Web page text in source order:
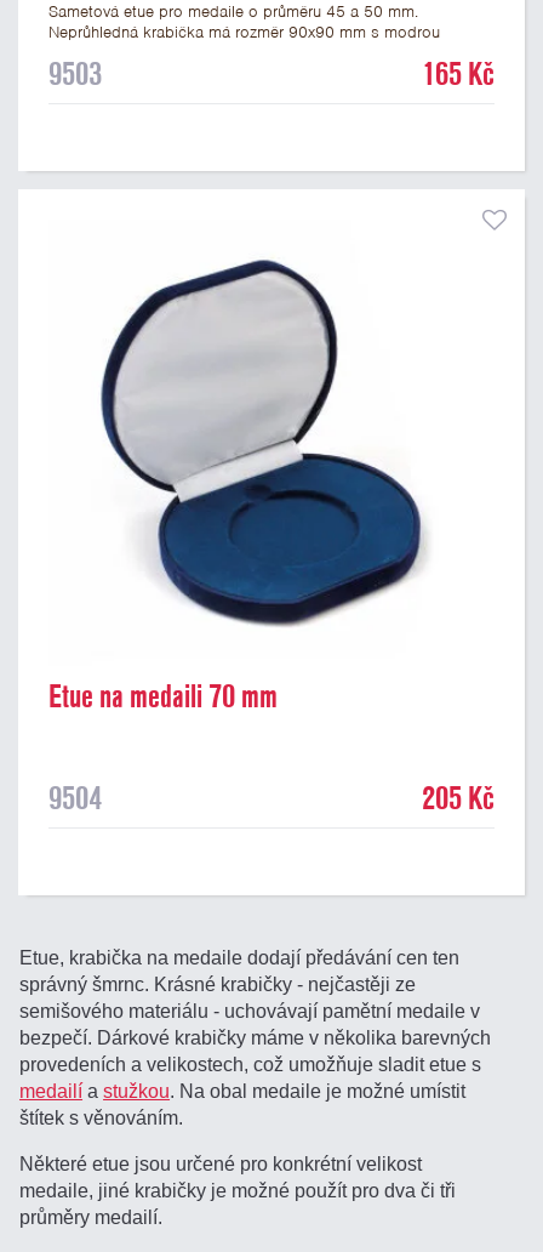
Sametová etue pro medaile o průměru 45 a 50 mm.
Neprůhledná krabička má rozměr 90x90 mm s modrou
vhodné pro pamětní medaile a pro významné sportovní či
9503 165 Kč
Etue na medaili 70 mm
9504 205 Kč
Etue, krabička na medaile dodají předávání cen ten
správný šmrnc. Krásné krabičky - nejčastěji ze
semišového materiálu - uchovávají pamětní medaile v
bezpečí. Dárkové krabičky máme v několika barevných
provedeních a velikostech, což umožňuje sladit etue s
medailíastužkou. Na obal medaile je možné umístit
štítek s věnováním.
Některé etue jsou určené pro konkrétní velikost
medaile, jiné krabičky je možné použít pro dva či tři
průměry medailí.